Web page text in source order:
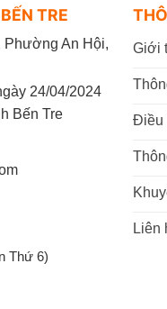
TRE
An Hội,
24/04/2024
Bến Tre
Thứ 6)
Giới
Điều
Liên